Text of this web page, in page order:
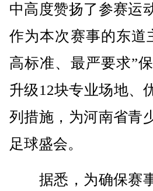
中高度赞扬了参赛运
作为本次赛事的东道
高标准、最严要求”
升级12块专业场地、
列措施，为河南省青
足球盛会。
据悉，为确保赛事